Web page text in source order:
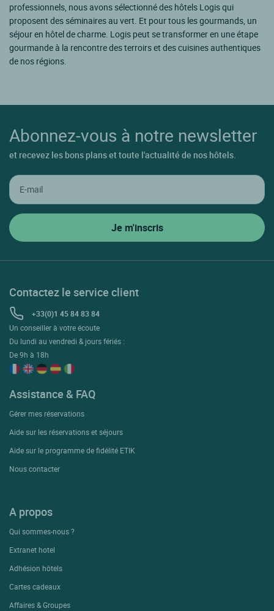
professionnels, nous avons sélectionné des hôtels Logis qui
proposent des séminaires au vert. Et pour tous les gourmands, un
séjour en hôtel de charme. Logis peut se transformer en une étape
gourmande à la rencontre des terroirs et des cuisines authentiques
de nos régions.
Abonnez-vous à notre newsletter
et recevez les bons plans et toute l'actualité de nos hôtels.
Contactez le service client
+33(0)1 45 84 83 84
Un conseiller à votre écoute
Du lundi au vendredi & jours fériés :
De 9h à 18h
Assistance & FAQ
Gérer mes réservations
Aide sur les réservations et séjours
Aide sur le programme de fidélité ETIK
Nous contacter
A propos
Qui sommes-nous ?
Extranet hotel
Adhésion hôtels
Cartes cadeaux
Affaires & Groupes